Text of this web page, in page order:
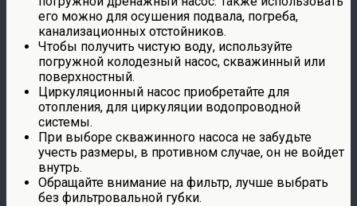
его можно для осушения подвала, погреба,
канализационных отстойников.
Чтобы получить чистую воду, используйте
погружной колодезный насос, скважинный или
поверхностный.
Циркуляционный насос приобретайте для
отопления, для циркуляции водопроводной
системы.
При выборе скважинного насоса не забудьте
учесть размеры, в противном случае, он не войдет
внутрь.
Обращайте внимание на фильтр, лучше выбрать
без фильтровальной губки.